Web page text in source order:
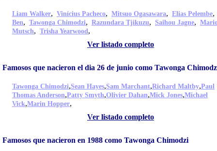
Liam Walker, Vinícius Pacheco, Mitsuo Ogasawara, Elias Pelembe
Ben, Tawonga Chimodzi, Razundara Tjikuzu, Saihou Jagne,
Mutsch, Trisha Yearwood,
Ver listado completo
Famosos que nacieron el dia 26 de junio como Tawonga
Tawonga Chimodzi,Sean Hayes,Sam Marchant,Richard Maltby,Paul
Thomas Anderson,Patty Smyth,Olivier Dahan,Mick Jones,Michael
Vick,Marin Hopper,
Ver listado completo
Famosos que nacieron en 1988 como Tawonga Chimodzi